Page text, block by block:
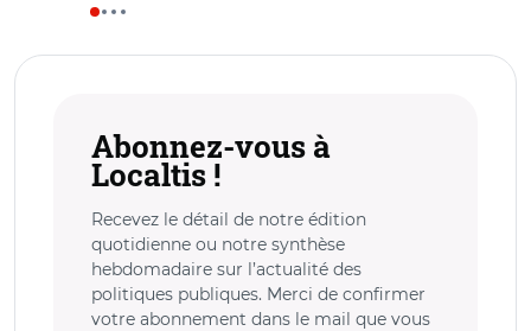
Abonnez-vous à
Localtis !
Recevez le détail de notre édition
quotidienne ou notre synthèse
hebdomadaire sur l’actualité des
politiques publiques. Merci de confirmer
votre abonnement dans le mail que vous